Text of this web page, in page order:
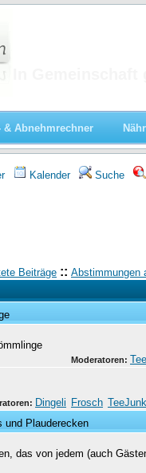
& Abnehmrechner
Kalender Suche
Beiträge :: Abstimmungen
Moderatoren:
Dingeli Frosch
und Plauderecken
das von jedem (auch